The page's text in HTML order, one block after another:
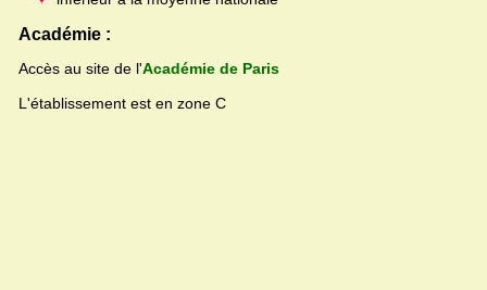
Académie :
Accès au site de l'Académie de Paris
L'établissement est en zone C